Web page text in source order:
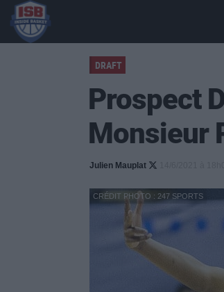
DRAFT
Prospect
Monsieur
Julien Mauplat
CRÉDIT PHOTO : 247 SPORTS